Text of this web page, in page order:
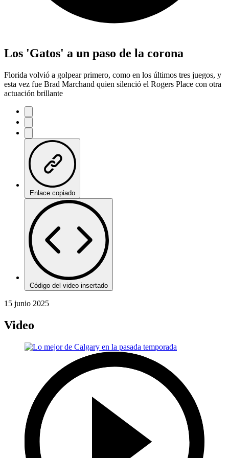
Los 'Gatos' a un paso de la corona
Florida volvió a golpear primero, como en los últimos tres juegos, y
esta vez fue Brad Marchand quien silenció el Rogers Place con otra
actuación brillante
Enlace copiado
Código del video insertado
15 junio 2025
Video